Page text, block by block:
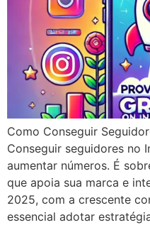
Como Conseguir
Conseguir seguidores no
aumentar números. É
que apoia sua marca e
2025, com a crescente
essencial adotar